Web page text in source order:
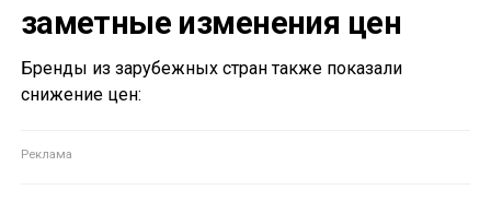
заметные изменения цен
Бренды из зарубежных стран также показали
снижение цен: